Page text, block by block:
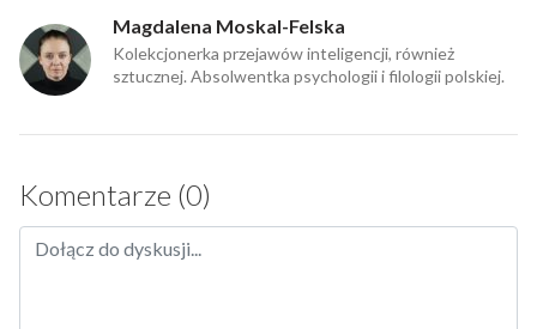
Magdalena Moskal-Felska
Kolekcjonerka przejawów inteligencji, również
sztucznej. Absolwentka psychologii i filologii polskiej.
Komentarze (0)